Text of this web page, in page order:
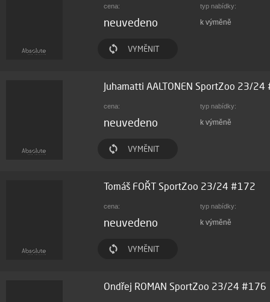
cena: typ nabídky:
neuvedeno k výměně
VYMĚNIT
Juhamatti AALTONEN SportZoo 23/
cena: typ nabídky:
neuvedeno k výměně
VYMĚNIT
Tomáš FOŘT SportZoo 23/24 #172
cena: typ nabídky:
neuvedeno k výměně
VYMĚNIT
Ondřej ROMAN SportZoo 23/24 #176